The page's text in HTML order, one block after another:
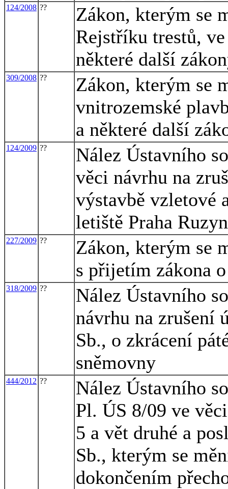
124/2008 ??
Zákon, kterým se
Rejstříku trestů,
některé další
309/2008 ??
Zákon, kterým se
vnitrozemské
a některé další
124/2009 ??
Nález Ústavního
věci návrhu na
výstavbě vzletové
letiště Praha
227/2009 ??
Zákon, kterým se
s přijetím zákona
318/2009 ??
Nález Ústavního
návrhu na zrušení
Sb., o zkrácení
sněmovny
444/2012 ??
Nález Ústavního
Pl. ÚS 8/09 ve
5 a vět druhé a
Sb., kterým se
dokončením